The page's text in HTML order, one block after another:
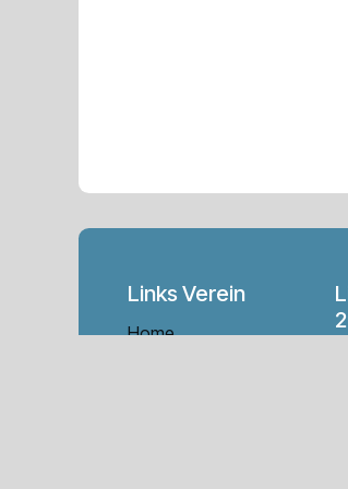
Links Verein
Home